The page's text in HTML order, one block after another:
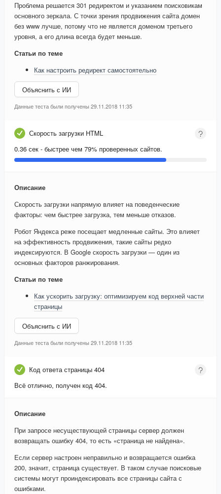
Проблема решается 301 редиректом и указанием поисковикам
основного зеркала. С точки зрения продвижения сайта домен
без www лучше, потому что не является доменом третьего
уровня, а его длина всегда будет меньше.
Статьи по теме
Как настроить редирект самостоятельно
Объяснить с ИИ
Данные теста были получены 29.11.2018 11:35
Скорость загрузки HTML
0.36 сек - быстрее чем 79% проверенных сайтов.
Описание
Скорость загрузки напрямую влияет на поведенческие
факторы: чем быстрее загрузка, тем меньше отказов.
Робот Яндекса реже посещает медленные сайты. Это влияет
на эффективность продвижения, такие сайты редко
индексируются. В Google скорость загрузки — один из
основных факторов ранжирования.
Статьи по теме
Как ускорить загрузку: оптимизируем код верхней части
страницы
Объяснить с ИИ
Данные теста были получены 29.11.2018 11:35
Код ответа страницы 404
Всё отлично, получен код 404.
Описание
При запросе несуществующей страницы сервер должен
возвращать ошибку 404, то есть «страница не найдена».
Если сервер настроен неправильно и возвращается ошибка
200, значит, страница существует. В таком случае поисковые
системы могут проиндексировать все страницы сайта с
ошибками.